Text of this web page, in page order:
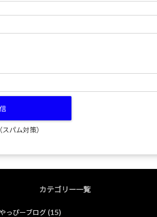
パム対策）
カテゴリー一覧
っぴーブログ (15)